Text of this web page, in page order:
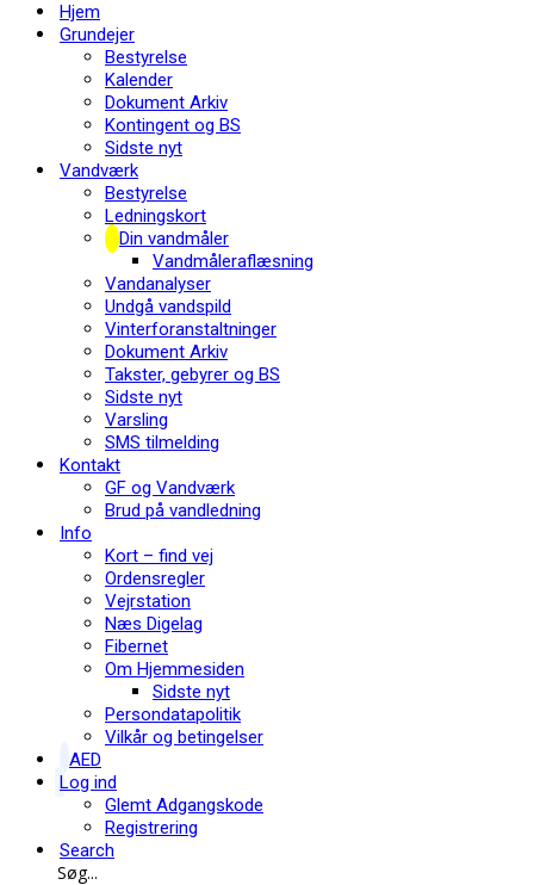
Hjem
Grundejer
Bestyrelse
Kalender
Dokument Arkiv
Kontingent og BS
Sidste nyt
Vandværk
Bestyrelse
Ledningskort
Din vandmåler
Vandmåleraflæsning
Vandanalyser
Undgå vandspild
Vinterforanstaltninger
Dokument Arkiv
Takster, gebyrer og BS
Sidste nyt
Varsling
SMS tilmelding
Kontakt
GF og Vandværk
Brud på vandledning
Info
Kort – find vej
Ordensregler
Vejrstation
Næs Digelag
Fibernet
Om Hjemmesiden
Sidste nyt
Persondatapolitik
Vilkår og betingelser
AED
Log ind
Glemt Adgangskode
Registrering
Search
Søg...